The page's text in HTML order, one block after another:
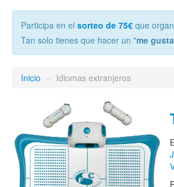
Participa en el sorteo de 75€ que
Tan solo tienes que hacer un "me gusta
Inicio » Idiomas extranjeros